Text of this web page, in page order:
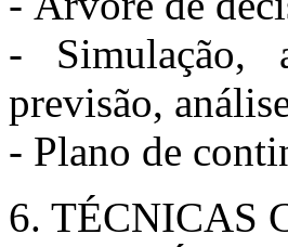
- Simulação,
previsão,
- Plano de
6. TÉCNICAS